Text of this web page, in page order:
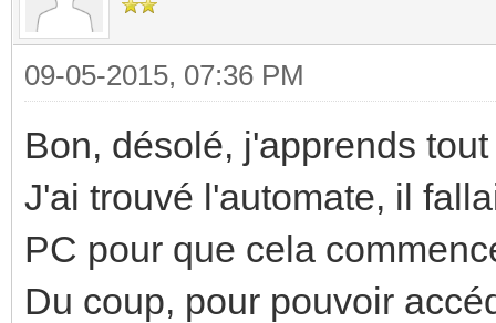
09-05-2015, 07:36 PM
Bon, désolé, j'apprends
J'ai trouvé l'automate, il
PC pour que cela
Du coup, pour pouvoir